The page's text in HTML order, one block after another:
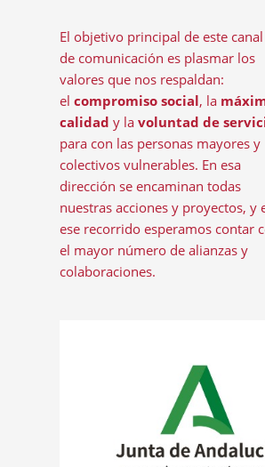
El objetivo principal de este canal
de comunicación es plasmar los
valores que nos respaldan:
el compromiso social, la
calidad y la voluntad de
para con las personas mayores y
colectivos vulnerables. En esa
dirección se encaminan todas
nuestras acciones y proyectos, y
ese recorrido esperamos contar
el mayor número de alianzas y
colaboraciones.